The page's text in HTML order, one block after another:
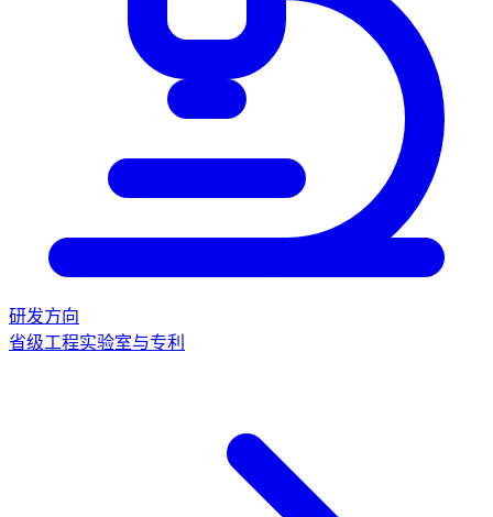
研发方向
省级工程实验室与专利